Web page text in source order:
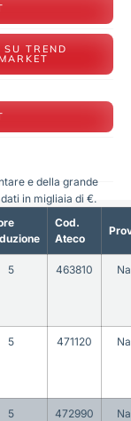
TREND
MARKET
Cod.
Ateco
5 463810
5 471120
5 472990
e della grande
in migliaia di €.